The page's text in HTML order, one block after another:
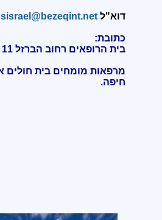
דוא"לsisrael@bezeqint.net
כתובת:
בית הרופאים רחוב הברזל 11 תל אביב.
חיפה.